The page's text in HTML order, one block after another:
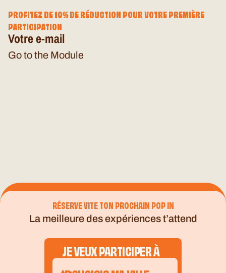
PROFITEZ DE 10% DE RÉDUCTION POUR VOTRE PREMIÈRE
PARTICIPATION
Votre e-mail
Go to the Module
RÉSERVE VITE TON PROCHAIN POP IN
La meilleure des expériences t’attend
JE VEUX PARTICIPER À